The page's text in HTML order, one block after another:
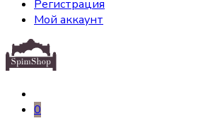
Регистрация
Мой аккаунт
0